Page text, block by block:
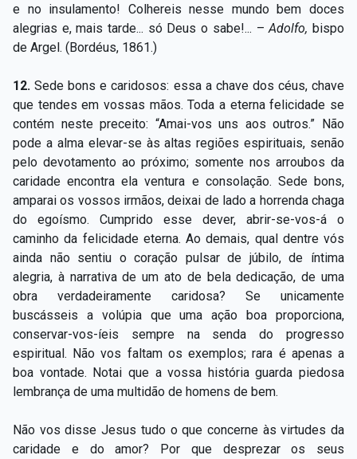
e no insulamento! Colhereis nesse mundo bem doces
alegrias e, mais tarde... só Deus o sabe!... –Adolfo,bispo
de Argel. (Bordéus, 1861.)
12.Sede bons e caridosos: essa a chave dos céus, chave
que tendes em vossas mãos. Toda a eterna felicidade se
contém neste preceito: “Amai-vos uns aos outros.” Não
pode a alma elevar-se às altas regiões espirituais, senão
pelo devotamento ao próximo; somente nos arroubos da
caridade encontra ela ventura e consolação. Sede bons,
amparai os vossos irmãos, deixai de lado a horrenda chaga
do egoísmo. Cumprido esse dever, abrir-se-vos-á o
caminho da felicidade eterna. Ao demais, qual dentre vós
ainda não sentiu o coração pulsar de júbilo, de íntima
alegria, à narrativa de um ato de bela dedicação, de uma
obra verdadeiramente caridosa? Se unicamente
buscásseis a volúpia que uma ação boa proporciona,
conservar-vos-íeis sempre na senda do progresso
espiritual. Não vos faltam os exemplos; rara é apenas a
boa vontade. Notai que a vossa história guarda piedosa
lembrança de uma multidão de homens de bem.
Não vos disse Jesus tudo o que concerne às virtudes da
caridade e do amor? Por que desprezar os seus